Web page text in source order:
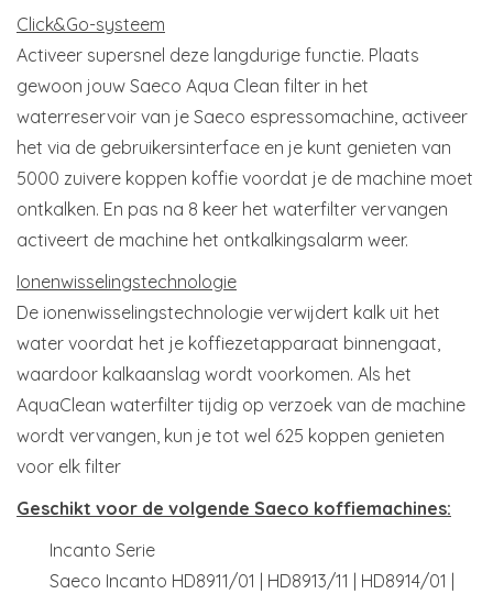
Click&Go-systeem
Activeer supersnel deze langdurige functie. Plaats
gewoon jouw Saeco Aqua Clean filter in het
waterreservoir van je Saeco espressomachine, activeer
het via de gebruikersinterface en je kunt genieten van
5000 zuivere koppen koffie voordat je de machine moet
ontkalken. En pas na 8 keer het waterfilter vervangen
activeert de machine het ontkalkingsalarm weer.
Ionenwisselingstechnologie
De ionenwisselingstechnologie verwijdert kalk uit het
water voordat het je koffiezetapparaat binnengaat,
waardoor kalkaanslag wordt voorkomen. Als het
AquaClean waterfilter tijdig op verzoek van de machine
wordt vervangen, kun je tot wel 625 koppen genieten
voor elk filter
Geschikt voor de volgende Saeco koffiemachines:
Incanto Serie
Saeco Incanto HD8911/01 | HD8913/11 | HD8914/01 |